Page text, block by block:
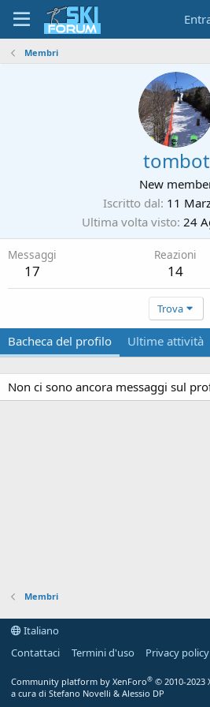
Membri
tombot
New
Iscritto dal 11
Ultima volta visto 24
Messaggi
17
Reazioni
14
Trova
Bacheca del profilo Ultime attività
Non ci sono ancora messaggi sul
Membri
Italiano
Contattaci
Termini d'uso Privacy policy
Community platform by XenForo® © 2010-2023
a cura di Stefano Novelli & Alessio DP